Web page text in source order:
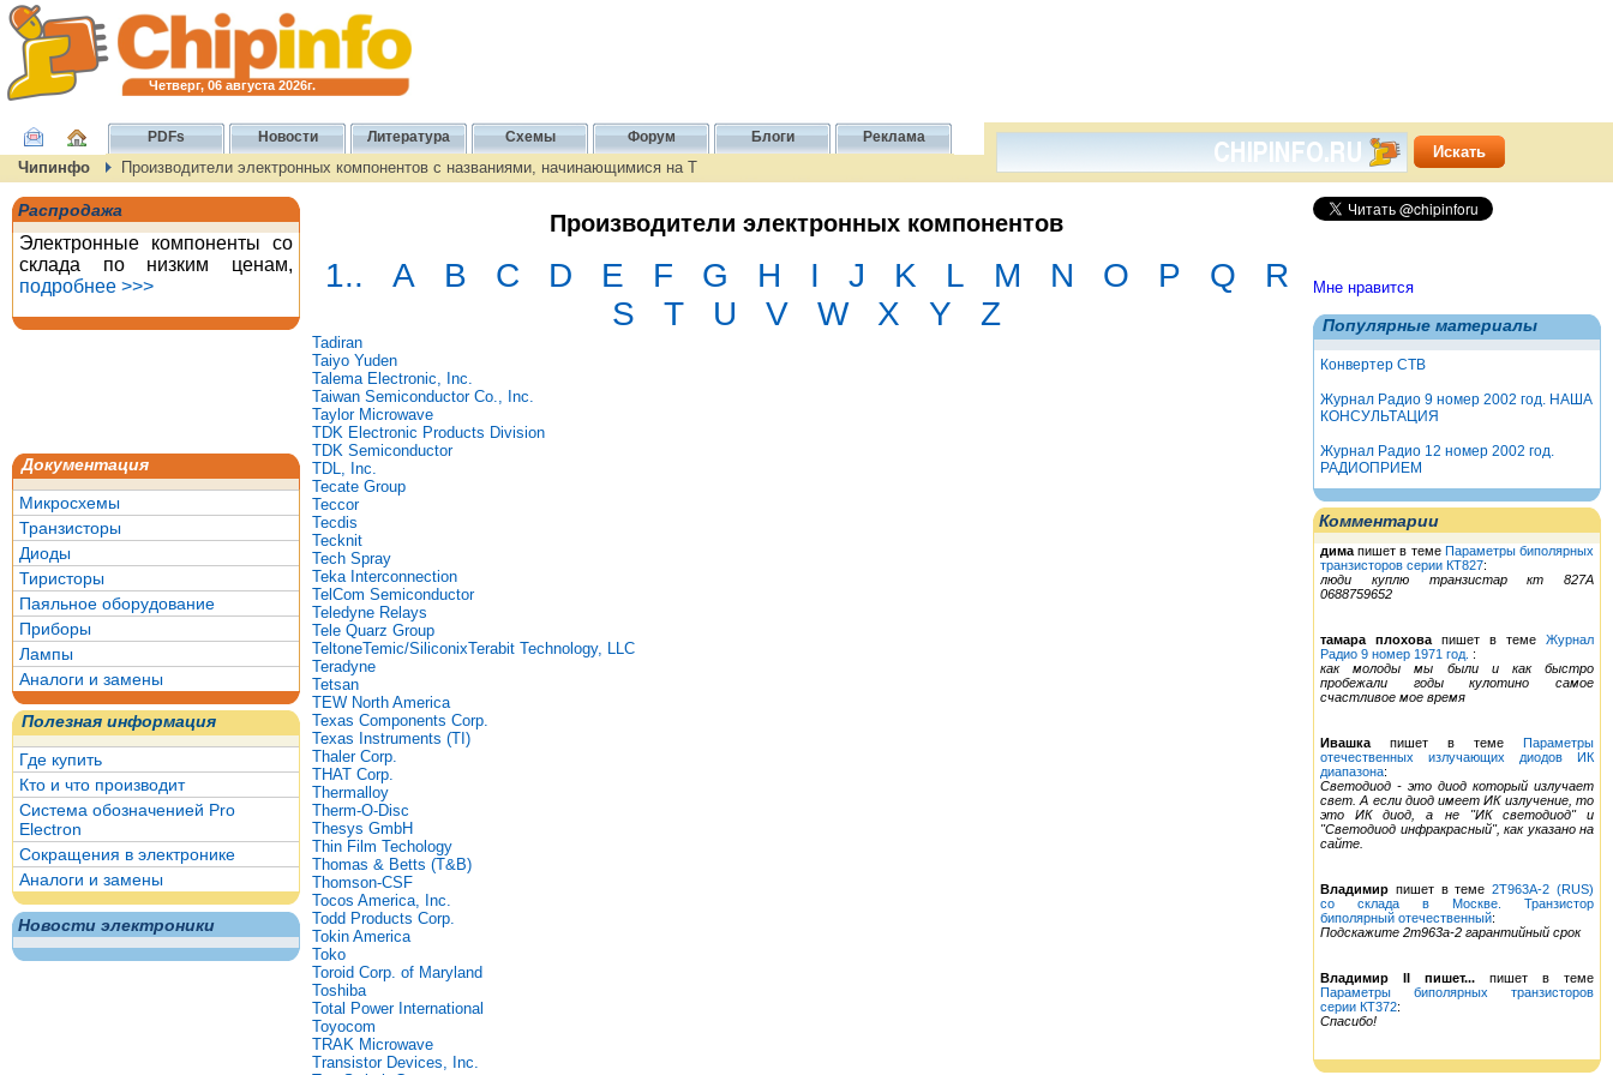
Четверг, 06 августа 2026г.
PDFs Новости Литература Схемы Форум Блоги Реклама
Чипинфо Производители электронных компонентов с названиями, начинающимися на T
Распродажа
Электронные компоненты со
склада по низким ценам,
подробнее >>>
Документация
Микросхемы
Транзисторы
Диоды
Тиристоры
Паяльное оборудование
Приборы
Лампы
Аналоги и замены
Полезная информация
Где купить
Кто и что производит
Система обозначенией Pro
Electron
Сокращения в электронике
Аналоги и замены
Новости электроники
Мне нравится
Популярные материалы
Конвертер СТВ
Журнал Радио 9 номер 2002 год. НАША
КОНСУЛЬТАЦИЯ
Журнал Радио 12 номер 2002 год.
РАДИОПРИЕМ
Комментарии
дима пишет в теме Параметры биполярных
транзисторов серии КТ827:
люди куплю транзистар кт 827А
0688759652
тамара плохова пишет в теме Журнал
Радио 9 номер 1971 год. :
как молоды мы были и как быстро
пробежали годы кулотино самое
счастливое мое время
Ивашка пишет в теме Параметры
отечественных излучающих диодов ИК
диапазона:
Светодиод - это диод который излучает
свет. А если диод имеет ИК излучение, то
это ИК диод, а не "ИК светодиод" и
"Светодиод инфракрасный", как указано на
сайте.
Владимир пишет в теме2Т963А-2 (RUS)
со склада в Москве. Транзистор
биполярный отечественный:
Подскажите 2т963а-2 гарантийный срок
Владимир II пишет... пишет в теме
Параметры биполярных транзисторов
серии КТ372:
Спасибо!
Производители электронных компонентов
1.. A B C D E F G H I J K L M N O P Q
R
S
T U V W X Y Z
Tadiran
Taiyo Yuden
Talema Electronic, Inc.
Taiwan Semiconductor Co., Inc.
Taylor Microwave
TDK Electronic Products Division
TDK Semiconductor
TDL, Inc.
Tecate Group
Teccor
Tecdis
Tecknit
Tech Spray
Teka Interconnection
TelCom Semiconductor
Teledyne Relays
Tele Quarz Group
TeltoneTemic/SiliconixTerabit Technology, LLC
Teradyne
Tetsan
TEW North America
Texas Components Corp.
Texas Instruments (TI)
Thaler Corp.
THAT Corp.
Thermalloy
Therm-O-Disc
Thesys GmbH
Thin Film Techology
Thomas & Betts (T&B)
Thomson-CSF
Tocos America, Inc.
Todd Products Corp.
Tokin America
Toko
Toroid Corp. of Maryland
Toshiba
Total Power International
Toyocom
TRAK Microwave
Transistor Devices, Inc.